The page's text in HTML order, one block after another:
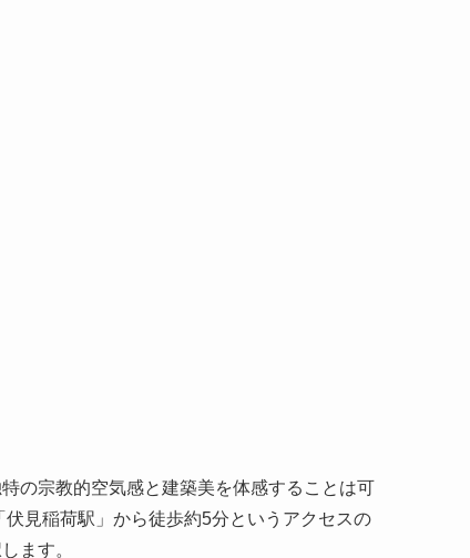
の宗教的空気感と建築美を体感することは可
見稲荷駅」から徒歩約5分というアクセスの
ます。